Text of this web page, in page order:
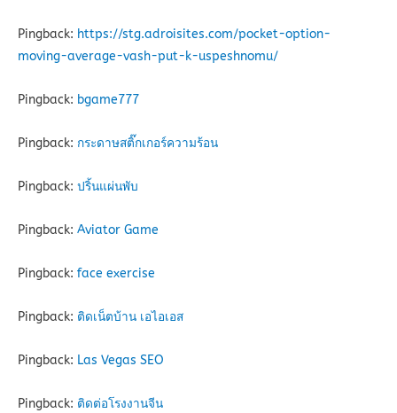
Pingback: https://stg.adroisites.com/pocket-option-
moving-average-vash-put-k-uspeshnomu/
Pingback: bgame777
Pingback: กระดาษสติ๊กเกอร์ความร้อน
Pingback: ปริ้นแผ่นพับ
Pingback: Aviator Game
Pingback: face exercise
Pingback: ติดเน็ตบ้าน เอไอเอส
Pingback: Las Vegas SEO
Pingback: ติดต่อโรงงานจีน